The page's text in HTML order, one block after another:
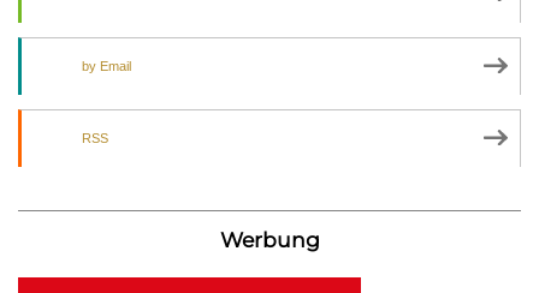
by Email
RSS
Werbung